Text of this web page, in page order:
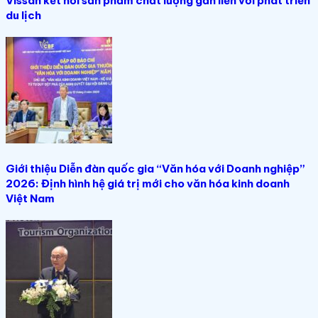
du lịch
Giới thiệu Diễn đàn quốc gia “Văn hóa với Doanh nghiệp”
2026: Định hình hệ giá trị mới cho văn hóa kinh doanh
Việt Nam